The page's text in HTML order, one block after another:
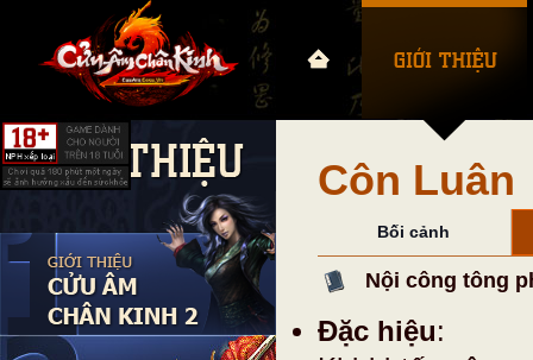
Côn Luân
Bối cảnh
Nội công tông
Đặc hiệu: